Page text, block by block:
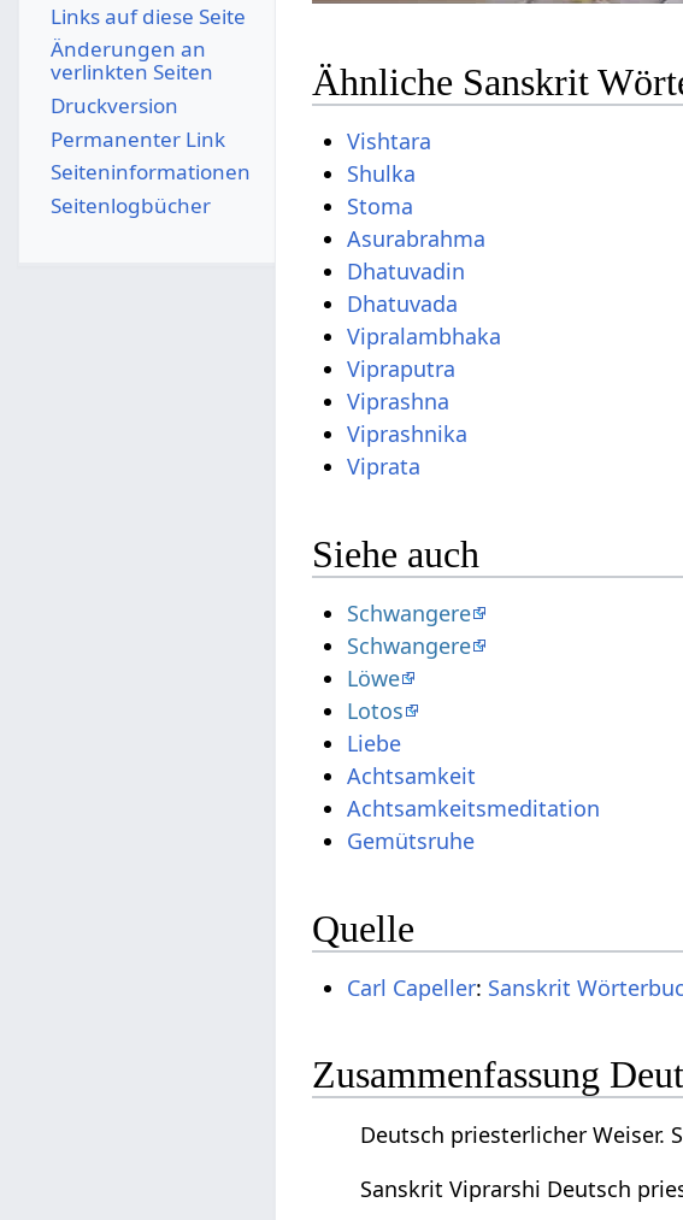
Ähnliche Sanskrit
Vishtara
Shulka
Stoma
Asurabrahma
Dhatuvadin
Dhatuvada
Vipralambhaka
Vipraputra
Viprashna
Viprashnika
Viprata
Siehe auch
Schwangere
Schwangere
Löwe
Lotos
Liebe
Achtsamkeit
Achtsamkeitsmeditation
Gemütsruhe
Quelle
Carl Capeller: Sanskrit
Zusammenfassung
Deutsch priesterlicher Weiser.
Sanskrit Viprarshi Deutsch
Links auf diese Seite
Änderungen an
verlinkten Seiten
Druckversion
Permanenter Link
Seiten­­informationen
Seitenlogbücher